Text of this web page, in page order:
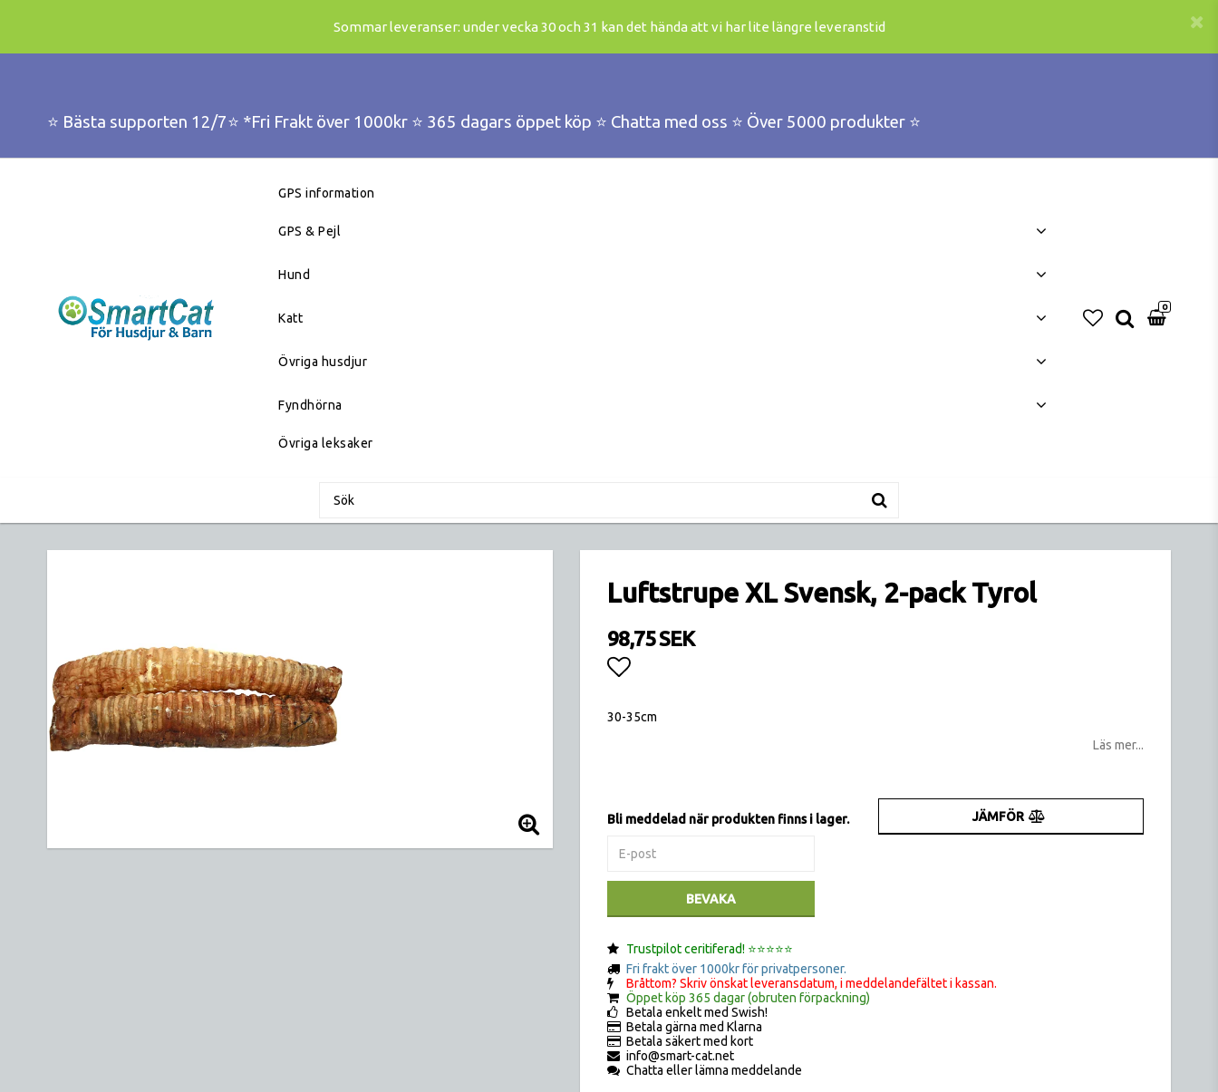
Sommar leveranser: under vecka 30 och 31 kan det hända att vi har lite längre leveranstid
⭐️ Bästa supporten 12/7⭐️ *Fri Frakt över 1000kr ⭐️ 365 dagars öppet köp ⭐️ Chatta med oss ⭐️ Över 5000 produkter ⭐️
GPS information
GPS & Pejl
Hund
Katt
Övriga husdjur
Fyndhörna
Övriga leksaker
0
Luftstrupe XL Svensk, 2-pack Tyrol
98,75 SEK
30-35cm
Läs mer...
Bli meddelad när produkten finns i lager.
BEVAKA
JÄMFÖR
Trustpilot ceritiferad! ⭐️⭐️⭐️⭐️⭐️
Fri frakt över 1000kr för privatpersoner.
Bråttom? Skriv önskat leveransdatum, i meddelandefältet i kassan.
Öppet köp 365 dagar (obruten förpackning)
Betala enkelt med Swish!
Betala gärna med Klarna
Betala säkert med kort
info@smart-cat.net
Chatta eller lämna meddelande